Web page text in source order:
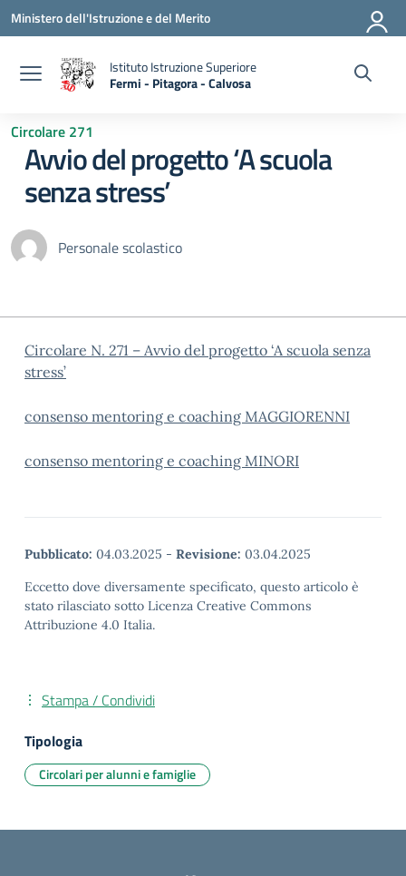
Vai ai contenuti
Vai al menu di navigazione
Vai al footer
Ministero dell'Istruzione e del Merito
Istituto Istruzione Superiore
Fermi - Pitagora - Calvosa
— Visita la pagina iniziale della scuola
Circolare 271
Avvio del progetto ‘A scuola
senza stress’
Personale scolastico
Circolare N. 271 – Avvio del progetto ‘A scuola senza
stress’
consenso mentoring e coaching MAGGIORENNI
consenso mentoring e coaching MINORI
Pubblicato: 04.03.2025 - Revisione: 03.04.2025
Eccetto dove diversamente specificato, questo articolo è
stato rilasciato sotto Licenza Creative Commons
Attribuzione 4.0 Italia.
Stampa / Condividi
Tipologia
Circolari per alunni e famiglie